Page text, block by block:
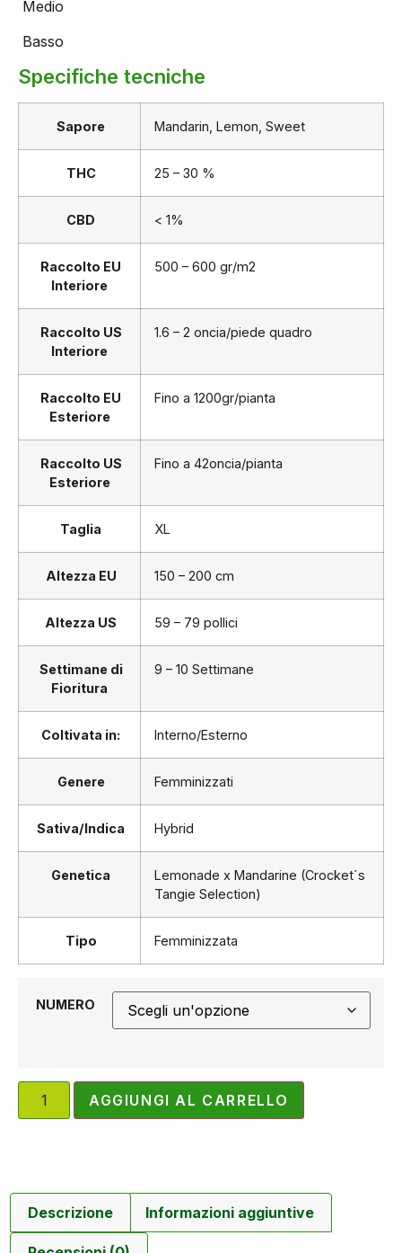
Medio
Basso
Specifiche tecniche
Sapore Mandarin, Lemon, Sweet
THC 25 – 30 %
CBD < 1%
Raccolto EU
Interiore
500 – 600 gr/m2
Raccolto US
Interiore
1.6 – 2 oncia/piede quadro
Raccolto EU
Esteriore
Fino a 1200gr/pianta
Raccolto US
Esteriore
Fino a 42oncia/pianta
Taglia XL
Altezza EU 150 – 200 cm
Altezza US 59 – 79 pollici
Settimane di
Fioritura
9 – 10 Settimane
Coltivata in: Interno/Esterno
Genere Femminizzati
Sativa/Indica Hybrid
Genetica
Lemonade x Mandarine (Crocket´s
Tangie Selection)
Tipo Femminizzata
NUMERO
AGGIUNGI AL CARRELLO
Descrizione Informazioni aggiuntive